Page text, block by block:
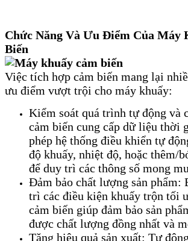
Chức Năng Và Ưu Điểm Của Máy
Biến
Việc tích hợp cảm biến mang lại
ưu điểm vượt trội cho máy khuấy:
Kiểm soát quá trình tự động và
cảm biến cung cấp dữ liệu thời
phép hệ thống điều khiển tự
độ khuấy, nhiệt độ, hoặc thêm/
để duy trì các thông số mong
Đảm bảo chất lượng sản phẩm:
trì các điều kiện khuấy trộn tối
cảm biến giúp đảm bảo sản
được chất lượng đồng nhất và
Tăng hiệu quả sản xuất: Tự